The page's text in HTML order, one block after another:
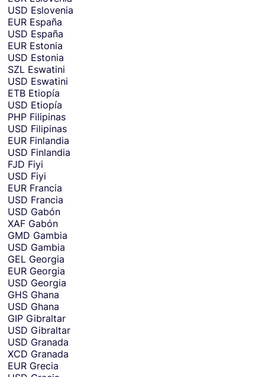
USD Eslovenia
EUR España
USD España
EUR Estonia
USD Estonia
SZL Eswatini
USD Eswatini
ETB Etiopía
USD Etiopía
PHP Filipinas
USD Filipinas
EUR Finlandia
USD Finlandia
FJD Fiyi
USD Fiyi
EUR Francia
USD Francia
USD Gabón
XAF Gabón
GMD Gambia
USD Gambia
GEL Georgia
EUR Georgia
USD Georgia
GHS Ghana
USD Ghana
GIP Gibraltar
USD Gibraltar
USD Granada
XCD Granada
EUR Grecia